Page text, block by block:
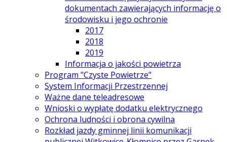
dokumentach zawierających informację o
środowisku i jego ochronie
2017
2018
2019
Informacja o jakości powietrza
Program "Czyste Powietrze"
System Informacji Przestrzennej
Ważne dane teleadresowe
Wnioski o wypłatę dodatku elektrycznego
Ochrona ludności i obrona cywilna
Rozkład jazdy gminnej linii komunikacji